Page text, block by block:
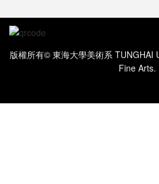
版權所有© 東海大學美術系 TUNGHAI
Fine Arts.